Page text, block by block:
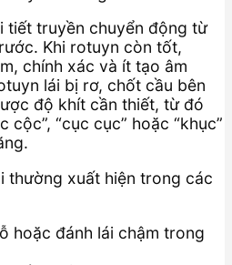
tiết truyền chuyển động từ
Khi rotuyn còn tốt,
chính xác và ít tạo âm
lái bị rơ, chốt cầu bên
độ khít cần thiết, từ đó
cộc”, “cục cục” hoặc “khục”
thường xuất hiện trong các
hoặc đánh lái chậm trong